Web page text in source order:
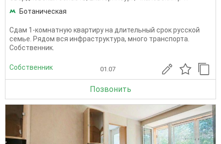
Ботаническая
Сдам 1-комнатную квартиру на длительный срок русской
семье. Рядом вся инфраструктура, много транспорта.
Собственник.
Собственник 01.07
Позвонить